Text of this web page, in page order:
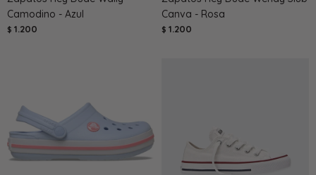
Camodino - Azul
$ 1.200
Canva - Rosa
$ 1.200